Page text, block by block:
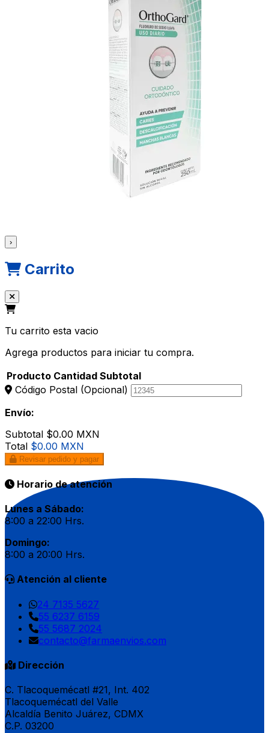
›
Carrito
Tu carrito esta vacio
Agrega productos para iniciar tu compra.
Producto Cantidad Subtotal
Código Postal (Opcional)
Envío:
Subtotal $0.00 MXN
Total $0.00 MXN
Revisar pedido y pagar
Horario de atención
Lunes a Sábado:
8:00 a 22:00 Hrs.
Domingo:
8:00 a 20:00 Hrs.
Atención al cliente
24 7135 5627
55 6237 6159
55 5687 2024
contacto@farmaenvios.com
Dirección
C. Tlacoquemécatl #21, Int. 402
Tlacoquemécatl del Valle
Alcaldía Benito Juárez, CDMX
C.P. 03200